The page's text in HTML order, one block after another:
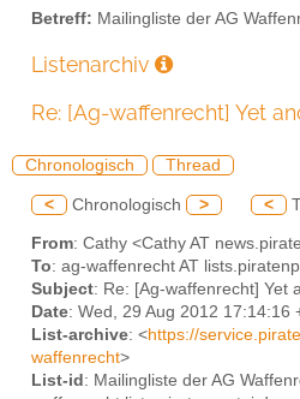
Betreff: Mailingliste der AG
Listenarchiv
Re: [Ag-waffenrecht] Yet
Chronologisch Thread
< Chronologisch > <
From: Cathy <Cathy AT
To: ag-waffenrecht AT
Subject: Re: [Ag-waffenrecht] Yet
Date: Wed, 29 Aug 2012 17:14:16
List-archive: <https://
waffenrecht>
List-id : Mailingliste der AG